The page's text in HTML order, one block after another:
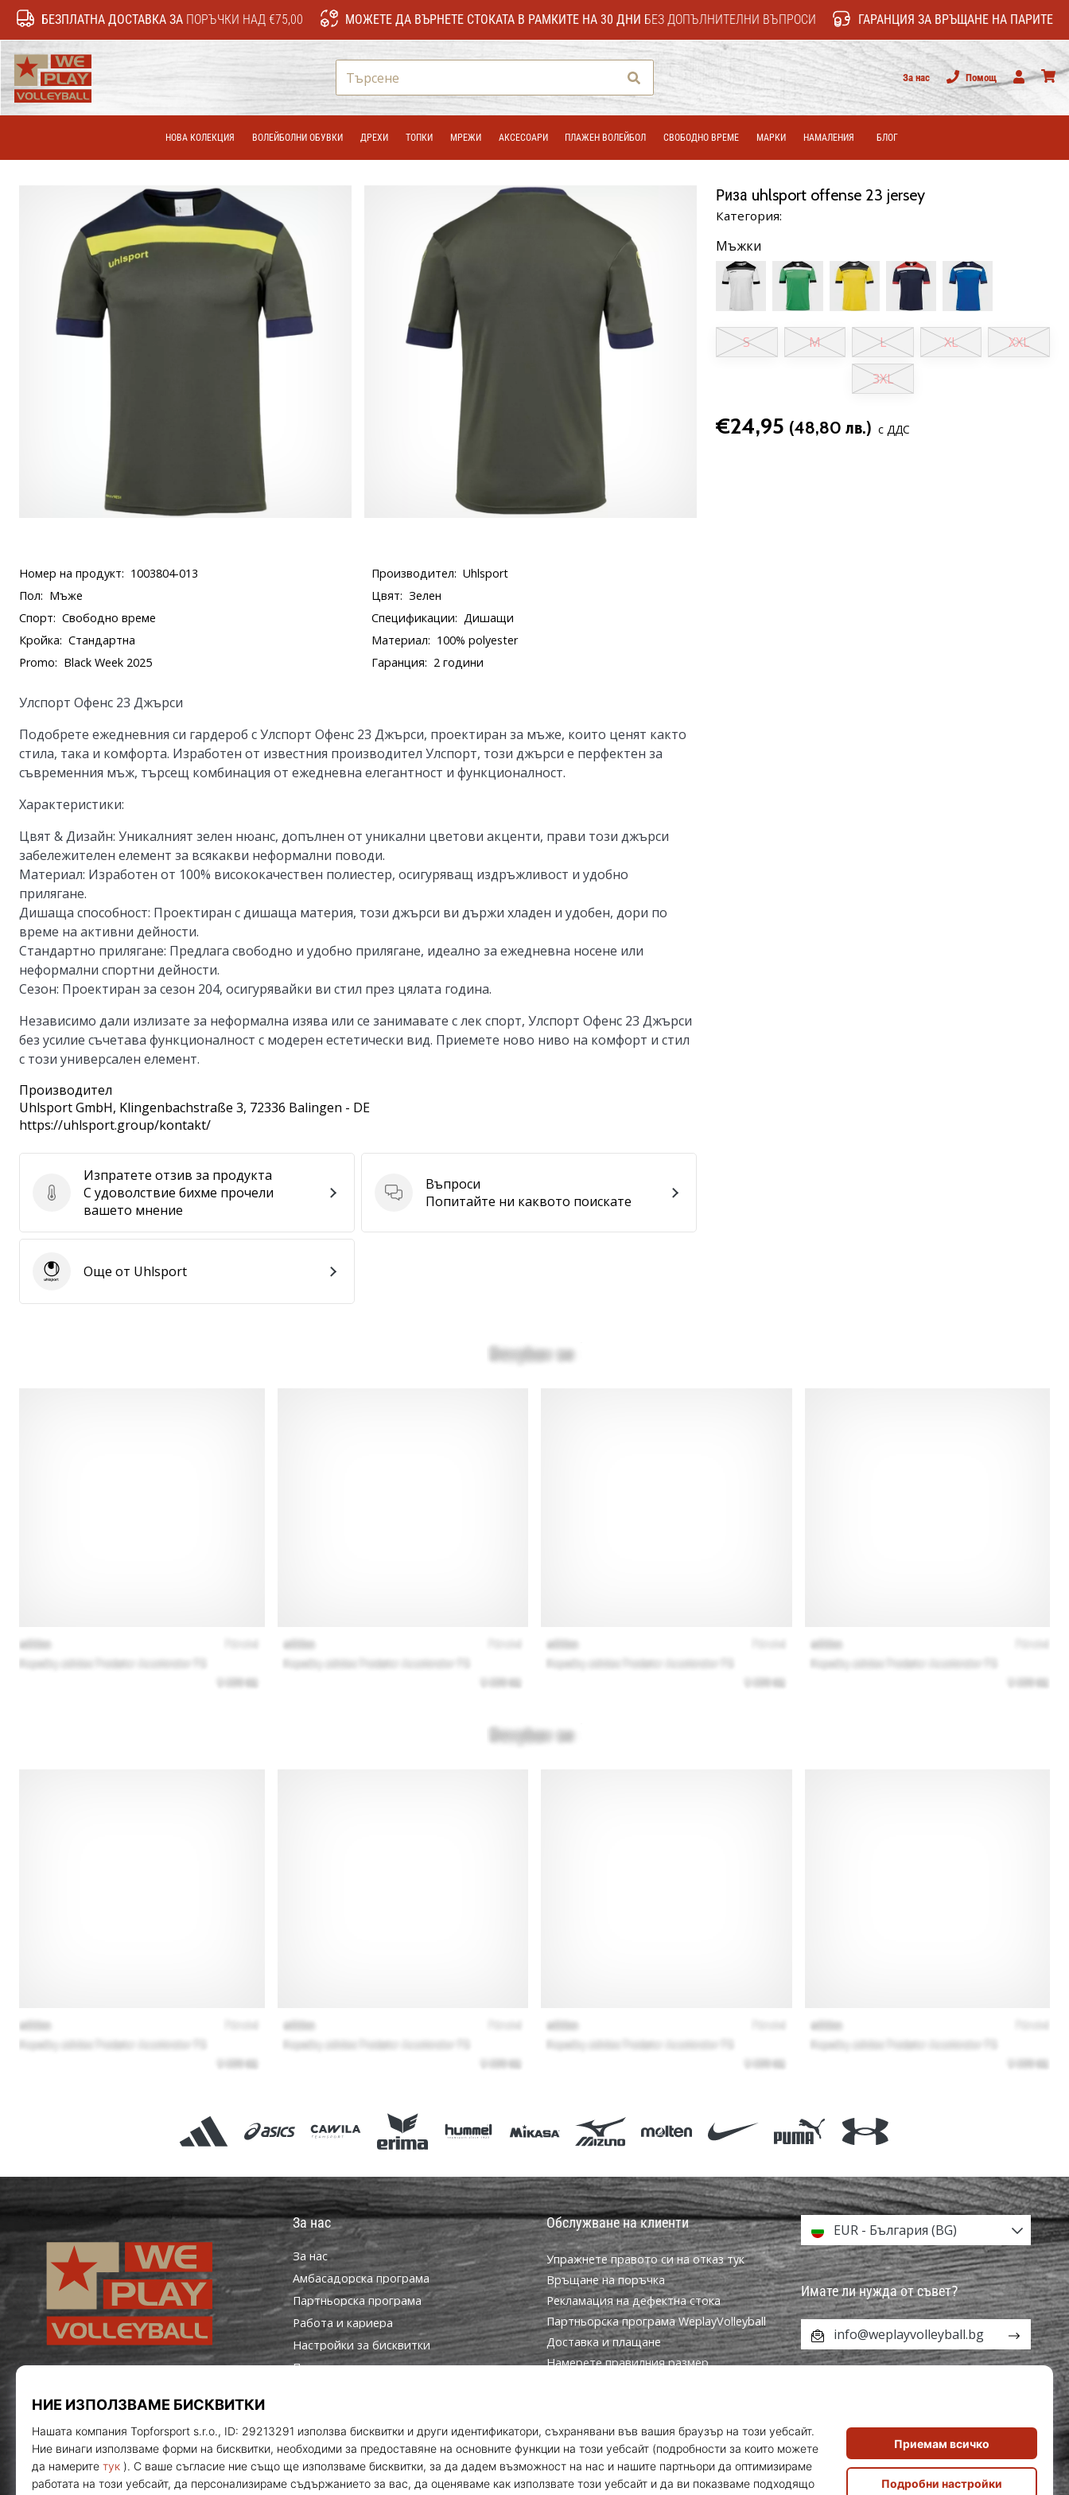
БЕЗПЛАТНА ДОСТАВКА ЗА ПОРЪЧКИ НАД €75,00 МОЖЕТЕ ДА ВЪРНЕТЕ СТОКАТА В РАМКИТЕ НА 30 ДНИ БЕЗ ДОПЪЛНИТЕЛНИ ВЪПРОСИ ГАРАНЦИЯ ЗА ВРЪЩАНЕ НА ПАРИТЕ
Търсене За нас
Помощ
Потребител
НОВА КОЛЕКЦИЯ ВОЛЕЙБОЛНИ ОБУВКИ ДРЕХИ ТОПКИ МРЕЖИ АКСЕСОАРИ ПЛАЖЕН ВОЛЕЙБОЛ СВОБОДНО ВРЕМЕ МАРКИ НАМАЛЕНИЯ БЛОГ
Риза uhlsport offense 23 jersey
Категория:
Мъжки
S M L XL XXL
3XL
€24,95 (48,80 лв.) с ДДС
Номер на продукт: 1003804-013 Производител: Uhlsport
Пол: Мъже Цвят: Зелен
Спорт: Свободно време Спецификации: Дишащи
Кройка: Стандартна Материал: 100% polyester
Promo: Black Week 2025 Гаранция: 2 години
Улспорт Офенс 23 Джърси
Подобрете ежедневния си гардероб с Улспорт Офенс 23 Джърси, проектиран за мъже, които ценят както
стила, така и комфорта. Изработен от известния производител Улспорт, този джърси е перфектен за
съвременния мъж, търсещ комбинация от ежедневна елегантност и функционалност.
Характеристики:
Цвят & Дизайн: Уникалният зелен нюанс, допълнен от уникални цветови акценти, прави този джърси
забележителен елемент за всякакви неформални поводи.
Материал: Изработен от 100% висококачествен полиестер, осигуряващ издръжливост и удобно
прилягане.
Дишаща способност: Проектиран с дишаща материя, този джърси ви държи хладен и удобен, дори по
време на активни дейности.
Стандартно прилягане: Предлага свободно и удобно прилягане, идеално за ежедневна носене или
неформални спортни дейности.
Сезон: Проектиран за сезон 204, осигурявайки ви стил през цялата година.
Независимо дали излизате за неформална изява или се занимавате с лек спорт, Улспорт Офенс 23 Джърси
без усилие съчетава функционалност с модерен естетически вид. Приемете ново ниво на комфорт и стил
с този универсален елемент.
Производител
Uhlsport GmbH, Klingenbachstraße 3, 72336 Balingen - DE
https://uhlsport.group/kontakt/
Изпратете отзив за продукта
Изпратете отзив за продукта
С удоволствие бихме прочели
вашето мнение
Въпроси
Въпроси
Попитайте ни каквото поискате
UhlsportОще от Uhlsport
За нас
За нас
Aмбасадорска програма
Партньорска програма
Работа и кариера
Настройки за бисквитки
Правила и условия
Обслужване на клиенти
Упражнете правото си на отказ тук
Връщане на поръчка
Рекламация на дефектна стока
Партньорска програма WeplayVolleyball
Доставка и плащане
Намерете правилния размер
Политика за поверителност
Програма за посланици
EUR - България (BG)
Имате ли нужда от съвет?
info@weplayvolleyball.bg